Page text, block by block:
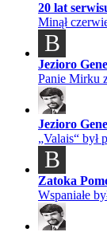
20 lat
Minął
B
Jezioro
Panie Mirku
Jezioro
„Valais“ był
B
Zatoka
Wspaniałe